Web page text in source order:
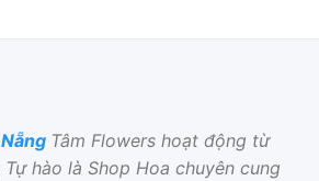
Tâm Flowers hoạt động từ
hào là Shop Hoa chuyên cung